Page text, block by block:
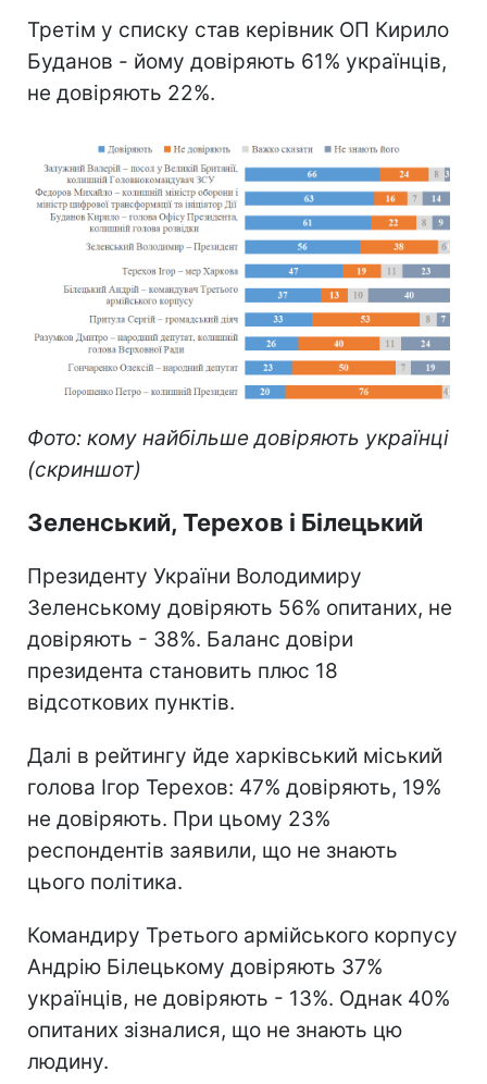
Третім у списку став керівник ОП Кирило
Буданов - йому довіряють 61% українців,
не довіряють 22%.
Фото: кому найбільше довіряють українці
(скриншот)
Зеленський, Терехов і Білецький
Президенту України Володимиру
Зеленському довіряють 56% опитаних, не
довіряють - 38%. Баланс довіри
президента становить плюс 18
відсоткових пунктів.
Далі в рейтингу йде харківський міський
голова Ігор Терехов: 47% довіряють, 19%
не довіряють. При цьому 23%
респондентів заявили, що не знають
цього політика.
Командиру Третього армійського корпусу
Андрію Білецькому довіряють 37%
українців, не довіряють - 13%. Однак 40%
опитаних зізналися, що не знають цю
людину.